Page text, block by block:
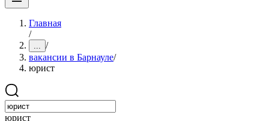
Главная
/
... /
вакансии в Барнауле/
юрист
юрист